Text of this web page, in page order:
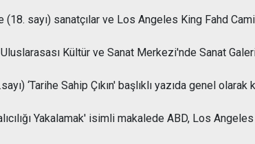
sayı) sanatçılar ve Los Angeles King Fahd
Kültür ve Sanat Merkezi'nde Sanat
‘Tarihe Sahip Çıkın' başlıklı yazıda genel
Yakalamak' isimli makalede ABD, Los